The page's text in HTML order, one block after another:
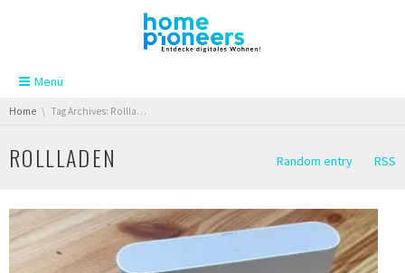
Skip navigation
Menü
You are here:
Home Tag Archives: Rollladen
ROLLLADEN Random entry RSS